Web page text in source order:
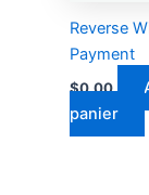
Reverse
Payment
$0.00
panier